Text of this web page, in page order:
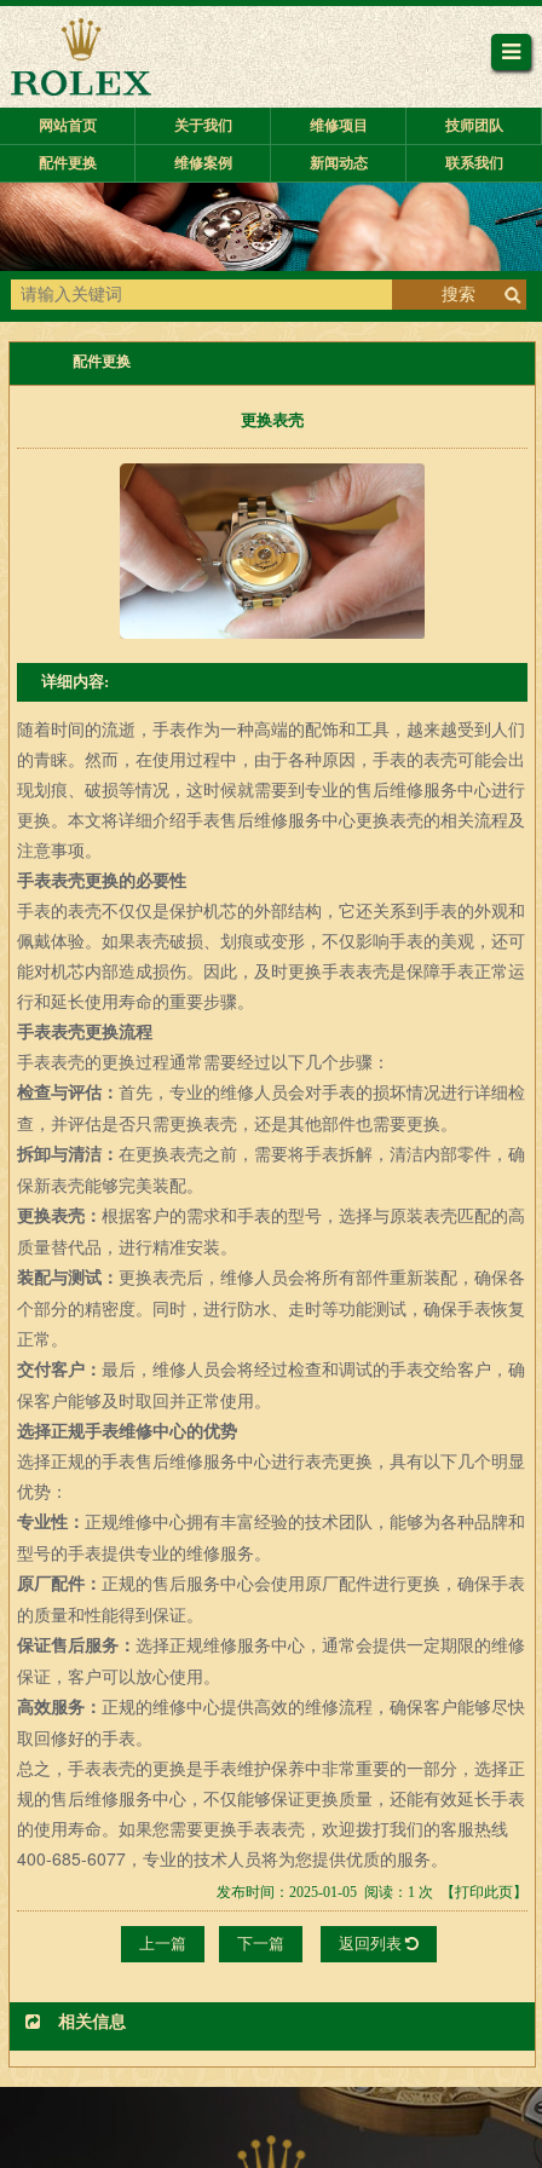
网站首页 关于我们 维修项目 技师团队
配件更换 维修案例 新闻动态 联系我们
搜索
配件更换
更换表壳
详细内容:
随着时间的流逝，手表作为一种高端的配饰和工具，越来越受到人们
的青睐。然而，在使用过程中，由于各种原因，手表的表壳可能会出
现划痕、破损等情况，这时候就需要到专业的售后维修服务中心进行
更换。本文将详细介绍手表售后维修服务中心更换表壳的相关流程及
注意事项。
手表表壳更换的必要性
手表的表壳不仅仅是保护机芯的外部结构，它还关系到手表的外观和
佩戴体验。如果表壳破损、划痕或变形，不仅影响手表的美观，还可
能对机芯内部造成损伤。因此，及时更换手表表壳是保障手表正常运
行和延长使用寿命的重要步骤。
手表表壳更换流程
手表表壳的更换过程通常需要经过以下几个步骤：
检查与评估：首先，专业的维修人员会对手表的损坏情况进行详细检
查，并评估是否只需更换表壳，还是其他部件也需要更换。
拆卸与清洁：在更换表壳之前，需要将手表拆解，清洁内部零件，确
保新表壳能够完美装配。
更换表壳：根据客户的需求和手表的型号，选择与原装表壳匹配的高
质量替代品，进行精准安装。
装配与测试：更换表壳后，维修人员会将所有部件重新装配，确保各
个部分的精密度。同时，进行防水、走时等功能测试，确保手表恢复
正常。
交付客户：最后，维修人员会将经过检查和调试的手表交给客户，确
保客户能够及时取回并正常使用。
选择正规手表维修中心的优势
选择正规的手表售后维修服务中心进行表壳更换，具有以下几个明显
优势：
专业性： 正规维修中心拥有丰富经验的技术团队，能够为各种品牌和
型号的手表提供专业的维修服务。
原厂配件： 正规的售后服务中心会使用原厂配件进行更换，确保手表
的质量和性能得到保证。
保证售后服务：选择正规维修服务中心，通常会提供一定期限的维修
保证，客户可以放心使用。
高效服务： 正规的维修中心提供高效的维修流程，确保客户能够尽快
取回修好的手表。
总之，手表表壳的更换是手表维护保养中非常重要的一部分，选择正
规的售后维修服务中心，不仅能够保证更换质量，还能有效延长手表
的使用寿命。如果您需要更换手表表壳，欢迎拨打我们的客服热线
400-685-6077，专业的技术人员将为您提供优质的服务。
发布时间：2025-01-05 阅读：1 次 【打印此页】
上一篇 下一篇 返回列表
相关信息